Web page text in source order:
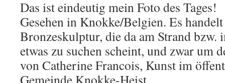
Das ist eindeutig mein Foto des Tages!
Gesehen in Knokke/Belgien. Es
Bronzeskulptur, die da am Strand bzw.
etwas zu suchen scheint, und zwar um
von Catherine Francois, Kunst im
Gemeinde Knokke-Heist.